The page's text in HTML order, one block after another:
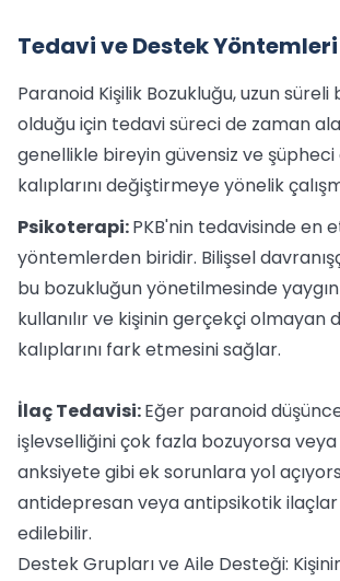
Tedavi ve Destek Yöntemleri
Paranoid Kişilik Bozukluğu, uzun süreli
olduğu için tedavi süreci de zaman
genellikle bireyin güvensiz ve şüpheci
kalıplarını değiştirmeye yönelik
Psikoterapi:PKB'nin tedavisinde en
yöntemlerden biridir. Bilişsel
bu bozukluğun yönetilmesinde
kullanılır ve kişinin gerçekçi olmayan
kalıplarını fark etmesini sağlar.
İlaç Tedavisi:Eğer paranoid
işlevselliğini çok fazla bozuyorsa
anksiyete gibi ek sorunlara yol
antidepresan veya antipsikotik
edilebilir.
Destek Grupları ve Aile Desteği: